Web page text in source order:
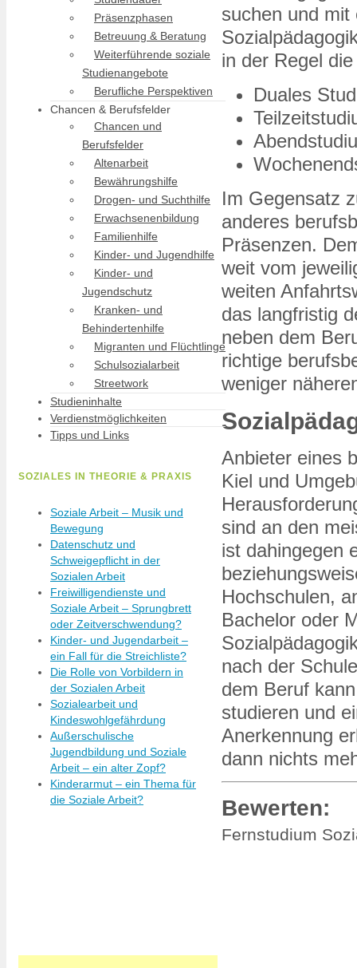
suchen und mit
in der Regel
Duales
Im Gegensatz
anderes
Präsenzen.
weit vom
weiten
das langfristig
neben dem
richtige
weniger
Anbieter eines
Kiel und
sind an den
ist dahingegen
Hochschulen,
Bachelor oder
nach der
dem Beruf
studieren und
Anerkennung
dann nichts
Bewerten:
Fernstudium
Präsenzphasen
Betreuung & Beratung
Weiterführende soziale
Studienangebote
Berufliche Perspektiven
Chancen & Berufsfelder
Chancen und
Berufsfelder
Altenarbeit
Bewährungshilfe
Drogen- und Suchthilfe
Erwachsenenbildung
Familienhilfe
Kinder- und Jugendhilfe
Kinder- und
Jugendschutz
Kranken- und
Behindertenhilfe
Migranten und Flüchtlinge
Schulsozialarbeit
Streetwork
Studieninhalte
Verdienstmöglichkeiten
Tipps und Links
SOZIALES IN THEORIE & PRAXIS
Soziale Arbeit – Musik und
Bewegung
Datenschutz und
Schweigepflicht in der
Sozialen Arbeit
Freiwilligendienste und
Soziale Arbeit – Sprungbrett
oder Zeitverschwendung?
Kinder- und Jugendarbeit –
ein Fall für die Streichliste?
Die Rolle von Vorbildern in
der Sozialen Arbeit
Sozialearbeit und
Kindeswohlgefährdung
Außerschulische
Jugendbildung und Soziale
Arbeit – ein alter Zopf?
Kinderarmut – ein Thema für
die Soziale Arbeit?